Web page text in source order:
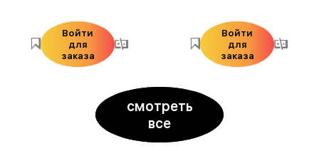
Войти
для
заказа
Войти
для
заказа
смотреть
все